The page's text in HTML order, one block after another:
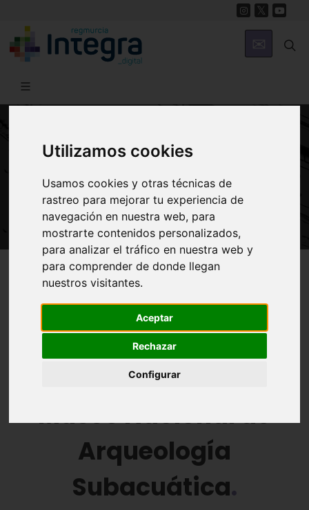
Utilizamos cookies
Usamos cookies y otras técnicas de
rastreo para mejorar tu experiencia de
navegación en nuestra web, para
mostrarte contenidos personalizados,
para analizar el tráfico en nuestra web y
para comprender de donde llegan
nuestros visitantes.
Aceptar
Rechazar
Configurar
ARTE Y CULTURA
Museo Nacional de Arqueología
Subacuática
Región de Murcia Digital Arte y Cultura Museos
Introducción Historia La visita
Museo Nacional de
Arqueología
Subacuática